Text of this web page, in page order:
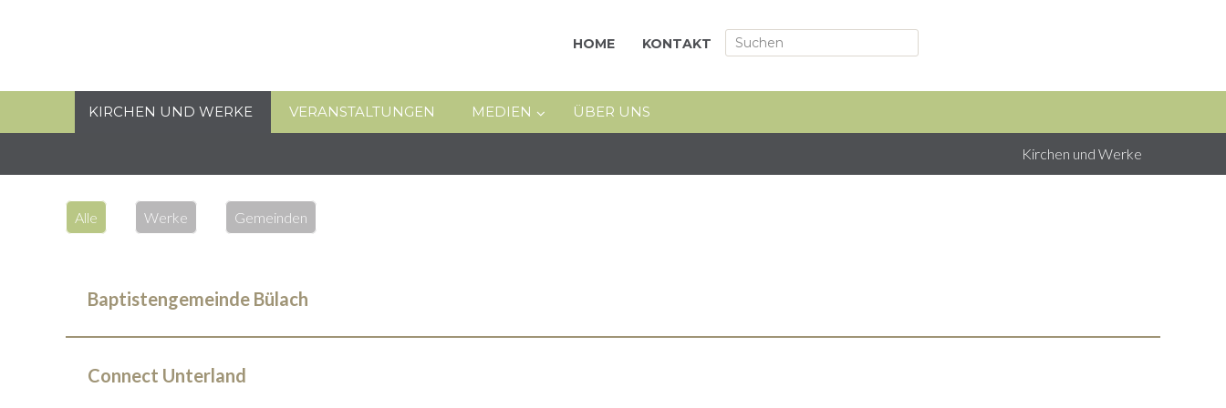
HOME KONTAKT
KIRCHEN UND WERKE VERANSTALTUNGEN MEDIEN ÜBER UNS
Kirchen und Werke
Alle Werke Gemeinden
Baptistengemeinde Bülach
Connect Unterland